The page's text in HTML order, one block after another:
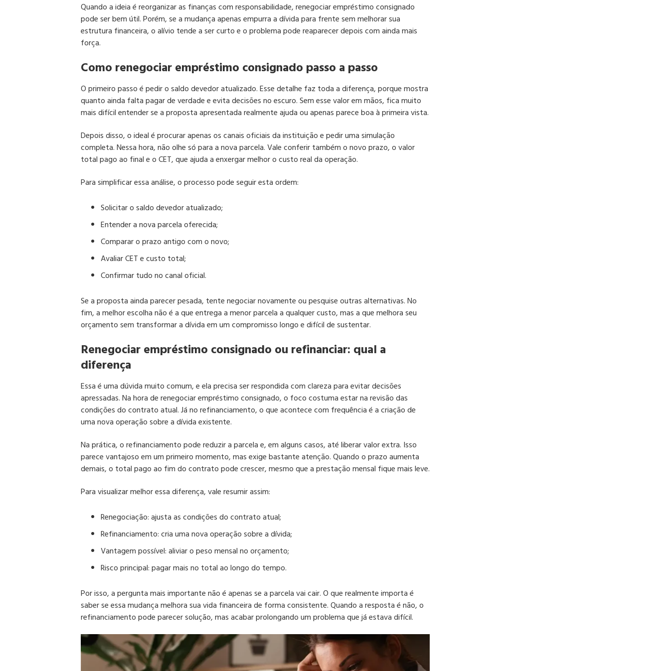
Quando a ideia é reorganizar as finanças com responsabilidade, renegociar empréstimo consignado
pode ser bem útil. Porém, se a mudança apenas empurra a dívida para frente sem melhorar sua
estrutura financeira, o alívio tende a ser curto e o problema pode reaparecer depois com ainda mais
força.
Como renegociar empréstimo consignado passo a passo
O primeiro passo é pedir o saldo devedor atualizado. Esse detalhe faz toda a diferença, porque mostra
quanto ainda falta pagar de verdade e evita decisões no escuro. Sem esse valor em mãos, fica muito
mais difícil entender se a proposta apresentada realmente ajuda ou apenas parece boa à primeira vista.
Depois disso, o ideal é procurar apenas os canais oficiais da instituição e pedir uma simulação
completa. Nessa hora, não olhe só para a nova parcela. Vale conferir também o novo prazo, o valor
total pago ao final e o CET, que ajuda a enxergar melhor o custo real da operação.
Para simplificar essa análise, o processo pode seguir esta ordem:
Solicitar o saldo devedor atualizado;
Entender a nova parcela oferecida;
Comparar o prazo antigo com o novo;
Avaliar CET e custo total;
Confirmar tudo no canal oficial.
Se a proposta ainda parecer pesada, tente negociar novamente ou pesquise outras alternativas. No
fim, a melhor escolha não é a que entrega a menor parcela a qualquer custo, mas a que melhora seu
orçamento sem transformar a dívida em um compromisso longo e difícil de sustentar.
Renegociar empréstimo consignado ou refinanciar: qual a
diferença
Essa é uma dúvida muito comum, e ela precisa ser respondida com clareza para evitar decisões
apressadas. Na hora de renegociar empréstimo consignado, o foco costuma estar na revisão das
condições do contrato atual. Já no refinanciamento, o que acontece com frequência é a criação de
uma nova operação sobre a dívida existente.
Na prática, o refinanciamento pode reduzir a parcela e, em alguns casos, até liberar valor extra. Isso
parece vantajoso em um primeiro momento, mas exige bastante atenção. Quando o prazo aumenta
demais, o total pago ao fim do contrato pode crescer, mesmo que a prestação mensal fique mais leve.
Para visualizar melhor essa diferença, vale resumir assim:
Renegociação:ajusta as condições do contrato atual;
Refinanciamento:cria uma nova operação sobre a dívida;
Vantagem possível:aliviar o peso mensal no orçamento;
Risco principal:pagar mais no total ao longo do tempo.
Por isso, a pergunta mais importante não é apenas se a parcela vai cair. O que realmente importa é
saber se essa mudança melhora sua vida financeira de forma consistente. Quando a resposta é não, o
refinanciamento pode parecer solução, mas acabar prolongando um problema que já estava difícil.